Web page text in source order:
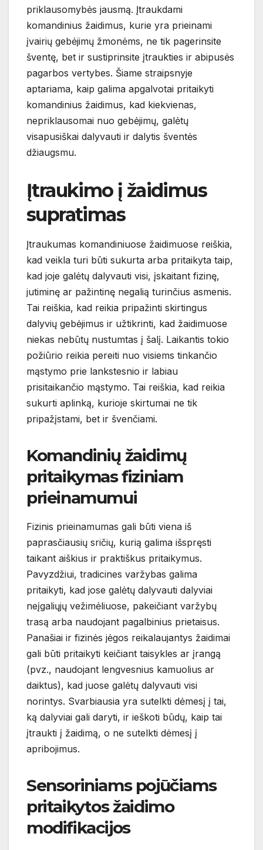
priklausomybės jausmą. Įtraukdami
komandinius žaidimus, kurie yra prieinami
įvairių gebėjimų žmonėms, ne tik pagerinsite
šventę, bet ir sustiprinsite įtraukties ir abipusės
pagarbos vertybes. Šiame straipsnyje
aptariama, kaip galima apgalvotai pritaikyti
komandinius žaidimus, kad kiekvienas,
nepriklausomai nuo gebėjimų, galėtų
visapusiškai dalyvauti ir dalytis šventės
džiaugsmu.
Įtraukimo į žaidimus
supratimas
Įtraukumas komandiniuose žaidimuose reiškia,
kad veikla turi būti sukurta arba pritaikyta taip,
kad joje galėtų dalyvauti visi, įskaitant fizinę,
jutiminę ar pažintinę negalią turinčius asmenis.
Tai reiškia, kad reikia pripažinti skirtingus
dalyvių gebėjimus ir užtikrinti, kad žaidimuose
niekas nebūtų nustumtas į šalį. Laikantis tokio
požiūrio reikia pereiti nuo visiems tinkančio
mąstymo prie lankstesnio ir labiau
prisitaikančio mąstymo. Tai reiškia, kad reikia
sukurti aplinką, kurioje skirtumai ne tik
pripažįstami, bet ir švenčiami.
Komandinių žaidimų
pritaikymas fiziniam
prieinamumui
Fizinis prieinamumas gali būti viena iš
paprasčiausių sričių, kurią galima išspręsti
taikant aiškius ir praktiškus pritaikymus.
Pavyzdžiui, tradicines varžybas galima
pritaikyti, kad jose galėtų dalyvauti dalyviai
neįgaliųjų vežimėliuose, pakeičiant varžybų
trasą arba naudojant pagalbinius prietaisus.
Panašiai ir fizinės jėgos reikalaujantys žaidimai
gali būti pritaikyti keičiant taisykles ar įrangą
(pvz., naudojant lengvesnius kamuolius ar
daiktus), kad juose galėtų dalyvauti visi
norintys. Svarbiausia yra sutelkti dėmesį į tai,
ką dalyviai gali daryti, ir ieškoti būdų, kaip tai
įtraukti į žaidimą, o ne sutelkti dėmesį į
apribojimus.
Sensoriniams pojūčiams
pritaikytos žaidimo
modifikacijos